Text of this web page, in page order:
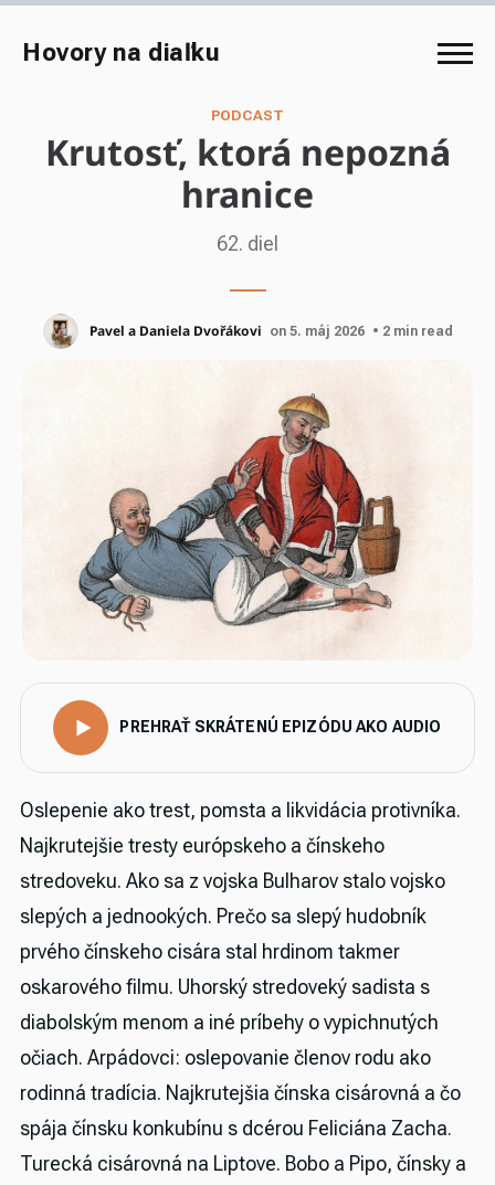
Hovory na diaľku
PODCAST
Krutosť, ktorá nepozná
hranice
62. diel
Pavel a Daniela Dvořákovi on 5. máj 2026 • 2 min read
PREHRAŤ SKRÁTENÚ EPIZÓDU AKO AUDIO
Oslepenie ako trest, pomsta a likvidácia protivníka.
Najkrutejšie tresty európskeho a čínskeho
stredoveku. Ako sa z vojska Bulharov stalo vojsko
slepých a jednookých. Prečo sa slepý hudobník
prvého čínskeho cisára stal hrdinom takmer
oskarového filmu. Uhorský stredoveký sadista s
diabolským menom a iné príbehy o vypichnutých
očiach. Arpádovci: oslepovanie členov rodu ako
rodinná tradícia. Najkrutejšia čínska cisárovná a čo
spája čínsku konkubínu s dcérou Feliciána Zacha.
Turecká cisárovná na Liptove. Bobo a Pipo, čínsky a